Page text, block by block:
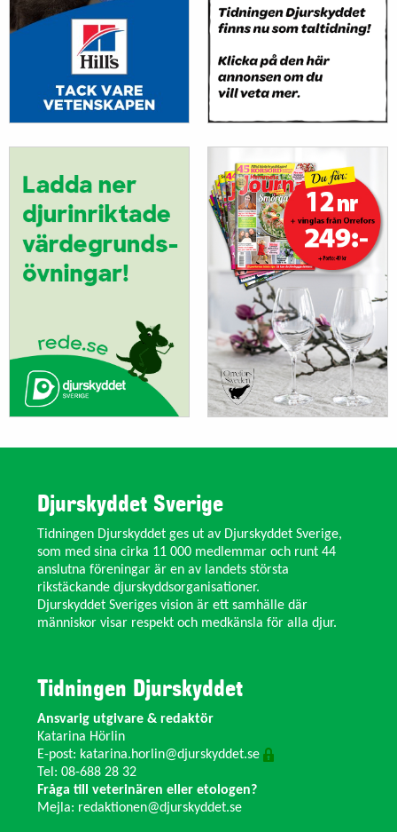
Djurskyddet Sverige
Tidningen Djurskyddet ges ut av Djurskyddet Sverige,
som med sina cirka 11 000 medlemmar och runt 44
anslutna föreningar är en av landets största
rikstäckande djurskyddsorganisationer.
Djurskyddet Sveriges vision är ett samhälle där
människor visar respekt och medkänsla för alla djur.
Tidningen Djurskyddet
Ansvarig utgivare & redaktör
Katarina Hörlin
E-post: katarina.horlin@djurskyddet.se
Tel: 08-688 28 32
Fråga till veterinären eller etologen?
Mejla: redaktionen@djurskyddet.se